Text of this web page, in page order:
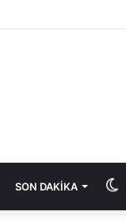
SON DAKIKA